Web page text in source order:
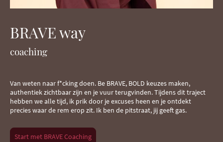
BRAVE way
coaching
Van weten naar f*cking doen. Be BRAVE, BOLD keuzes maken,
authentiek zichtbaar zijn en je vuur terugvinden. Tijdens dit traject
hebben we alle tijd, ik prik door je excuses heen en je ontdekt
precies waar de rem erop zit. Ik ben de pitstraat, jij geeft gas.
Start met BRAVE Coaching